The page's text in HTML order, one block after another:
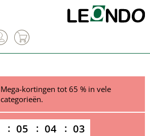
Mega-kortingen tot 65 % in vele
categorieën.
05 04 03